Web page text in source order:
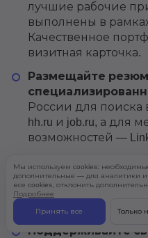
лучшие рабочие
выполнены в
Качественное
визитная карточка.
Размещайте
России для поиска
hh.ru и job.ru, а для
возможностей —
отличный способ
портфолио, но и
потенциальным
Поддерживайте
Мы используем cookies:
дополнительные — для аналитики
все cookies, отклонить
Подробнее
Принять все Только